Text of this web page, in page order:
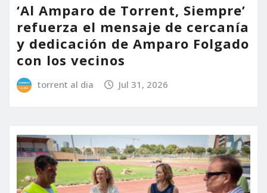
‘Al Amparo de Torrent, Siempre’
refuerza el mensaje de cercanía
y dedicación de Amparo Folgado
con los vecinos
torrent al dia Jul 31, 2026